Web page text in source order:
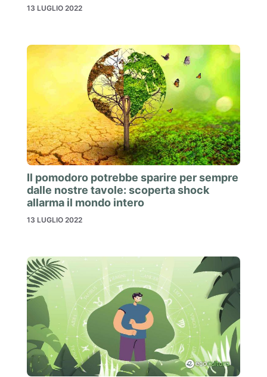
13 LUGLIO 2022
Il pomodoro potrebbe sparire per sempre
dalle nostre tavole: scoperta shock
allarma il mondo intero
13 LUGLIO 2022